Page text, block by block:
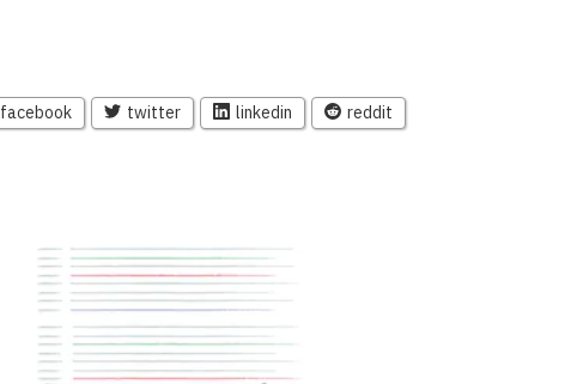
facebook twitter linkedin reddit